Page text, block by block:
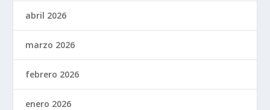
abril 2026
marzo 2026
febrero 2026
enero 2026